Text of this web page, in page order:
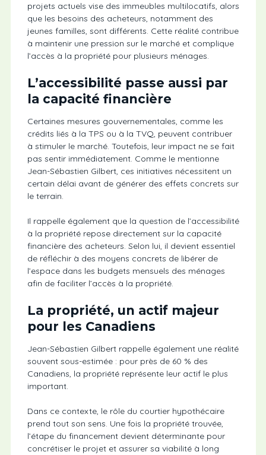
projets actuels vise des immeubles multilocatifs, alors
que les besoins des acheteurs, notamment des
jeunes familles, sont différents. Cette réalité contribue
à maintenir une pression sur le marché et complique
l’accès à la propriété pour plusieurs ménages.
L’accessibilité passe aussi par
la capacité financière
Certaines mesures gouvernementales, comme les
crédits liés à la TPS ou à la TVQ, peuvent contribuer
à stimuler le marché. Toutefois, leur impact ne se fait
pas sentir immédiatement. Comme le mentionne
Jean-Sébastien Gilbert, ces initiatives nécessitent un
certain délai avant de générer des effets concrets sur
le terrain.
Il rappelle également que la question de l’accessibilité
à la propriété repose directement sur la capacité
financière des acheteurs. Selon lui, il devient essentiel
de réfléchir à des moyens concrets de libérer de
l’espace dans les budgets mensuels des ménages
afin de faciliter l’accès à la propriété.
La propriété, un actif majeur
pour les Canadiens
Jean-Sébastien Gilbert rappelle également une réalité
souvent sous-estimée : pour près de 60 % des
Canadiens, la propriété représente leur actif le plus
important.
Dans ce contexte, le rôle du courtier hypothécaire
prend tout son sens. Une fois la propriété trouvée,
l’étape du financement devient déterminante pour
concrétiser le projet et assurer sa viabilité à long